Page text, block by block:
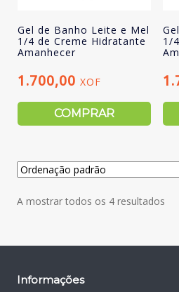
Gel de Banho Leite e Mel
1/4 de Creme Hidratante
Amanhecer
1.700,00 XOF
COMPRAR
1/
A mostrar todos os 4 resultados
Informações